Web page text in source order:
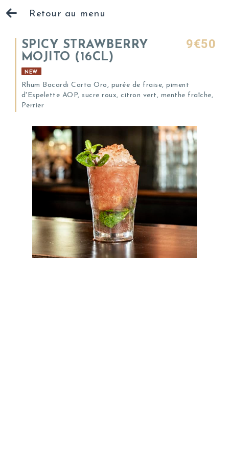
Retour au menu
SPICY STRAWBERRY
MOJITO (16CL)
9€50
NEW
Rhum Bacardi Carta Oro, purée de fraise, piment
d'Espelette AOP, sucre roux, citron vert, menthe fraîche,
Perrier